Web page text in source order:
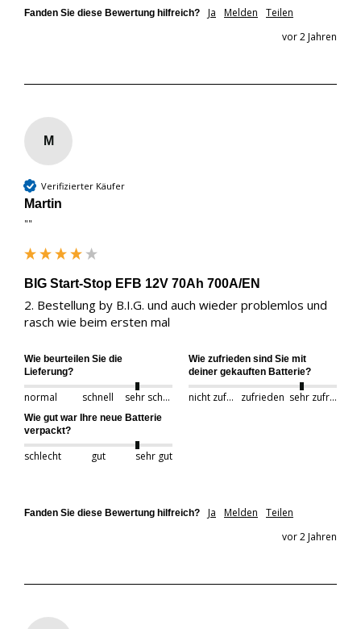
Fanden Sie diese Bewertung hilfreich? Ja Melden
Teilen
vor 2 Jahren
M
Verifizierter Käufer
Martin
""
BIG Start-Stop EFB 12V 70Ah 700A/EN
2. Bestellung by B.I.G. und auch wieder problemlos und
rasch wie beim ersten mal
Wie beurteilen Sie die
Lieferung?
normal schnell sehr schnell
Wie zufrieden sind Sie mit
deiner gekauften Batterie?
nicht zufrieden zufrieden sehr zufrieden
Wie gut war Ihre neue Batterie
verpackt?
schlecht gut sehr gut
Fanden Sie diese Bewertung hilfreich? Ja Melden
Teilen
vor 2 Jahren